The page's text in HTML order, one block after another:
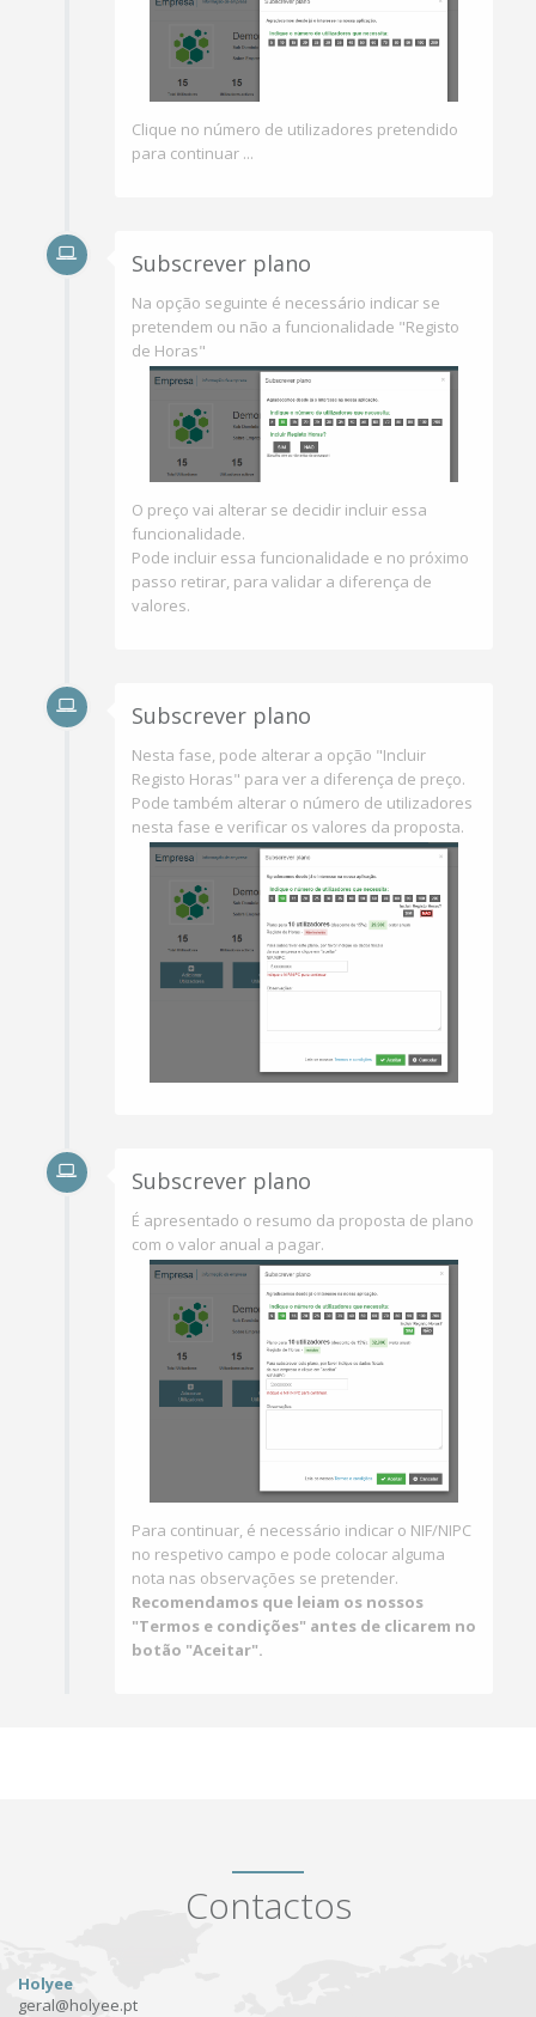
Clique no número de utilizadores pretendido
para continuar ...
Subscrever plano
Na opção seguinte é necessário indicar se
pretendem ou não a funcionalidade "Registo
de Horas"
O preço vai alterar se decidir incluir essa
funcionalidade.
Pode incluir essa funcionalidade e no próximo
passo retirar, para validar a diferença de
valores.
Subscrever plano
Nesta fase, pode alterar a opção "Incluir
Registo Horas" para ver a diferença de preço.
Pode também alterar o número de utilizadores
nesta fase e verificar os valores da proposta.
Subscrever plano
É apresentado o resumo da proposta de plano
com o valor anual a pagar.
Para continuar, é necessário indicar o NIF/NIPC
no respetivo campo e pode colocar alguma
nota nas observações se pretender.
Recomendamos que leiam os nossos
"Termos e condições" antes de clicarem no
botão "Aceitar".
Contactos
Holyee
geral@holyee.pt